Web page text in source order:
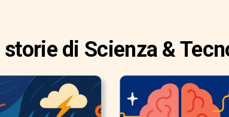
di Scienza &